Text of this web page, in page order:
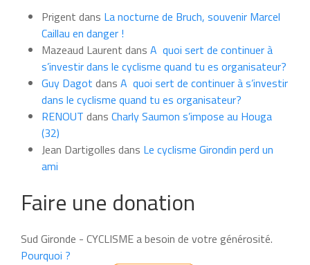
moisPrigent dans La nocturne de Bruch, souvenir Marcel
Caillau en danger !
Mazeaud Laurent dans A quoi sert de continuer à
s’investir dans le cyclisme quand tu es organisateur?
Guy Dagot dans A quoi sert de continuer à s’investir
dans le cyclisme quand tu es organisateur?
RENOUT dans Charly Saumon s’impose au Houga
(32)
Jean Dartigolles dans Le cyclisme Girondin perd un
ami
Faire une donation
Sud Gironde - CYCLISME a besoin de votre générosité.
Pourquoi ?